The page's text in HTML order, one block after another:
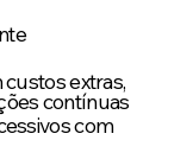
extras,
contínuas
com